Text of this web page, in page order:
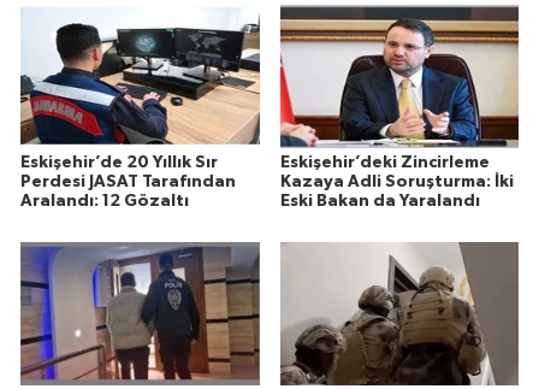
Eskişehir’de 20 Yıllık Sır
Perdesi JASAT Tarafından
Aralandı: 12 Gözaltı
Eskişehir’deki Zincirleme
Kazaya Adli Soruşturma: İki
Eski Bakan da Yaralandı